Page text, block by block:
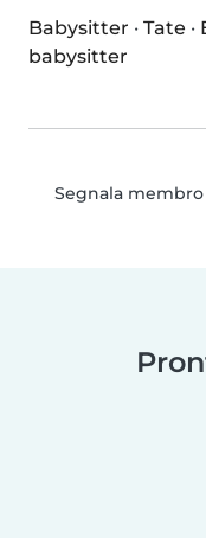
Babysitter · Tate ·
babysitter
Segnala membro